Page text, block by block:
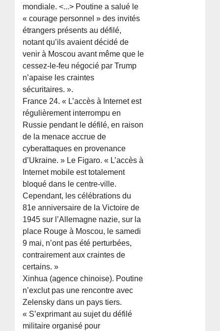
mondiale. <...> Poutine a salué le
« courage personnel » des invités
étrangers présents au défilé,
notant qu’ils avaient décidé de
venir à Moscou avant même que le
cessez-le-feu négocié par Trump
n’apaise les craintes
sécuritaires. ».
France 24. « L’accès à Internet est
régulièrement interrompu en
Russie pendant le défilé, en raison
de la menace accrue de
cyberattaques en provenance
d’Ukraine. » Le Figaro. « L’accès à
Internet mobile est totalement
bloqué dans le centre-ville.
Cependant, les célébrations du
81e anniversaire de la Victoire de
1945 sur l’Allemagne nazie, sur la
place Rouge à Moscou, le samedi
9 mai, n’ont pas été perturbées,
contrairement aux craintes de
certains. »
Xinhua (agence chinoise). Poutine
n’exclut pas une rencontre avec
Zelensky dans un pays tiers.
« S’exprimant au sujet du défilé
militaire organisé pour